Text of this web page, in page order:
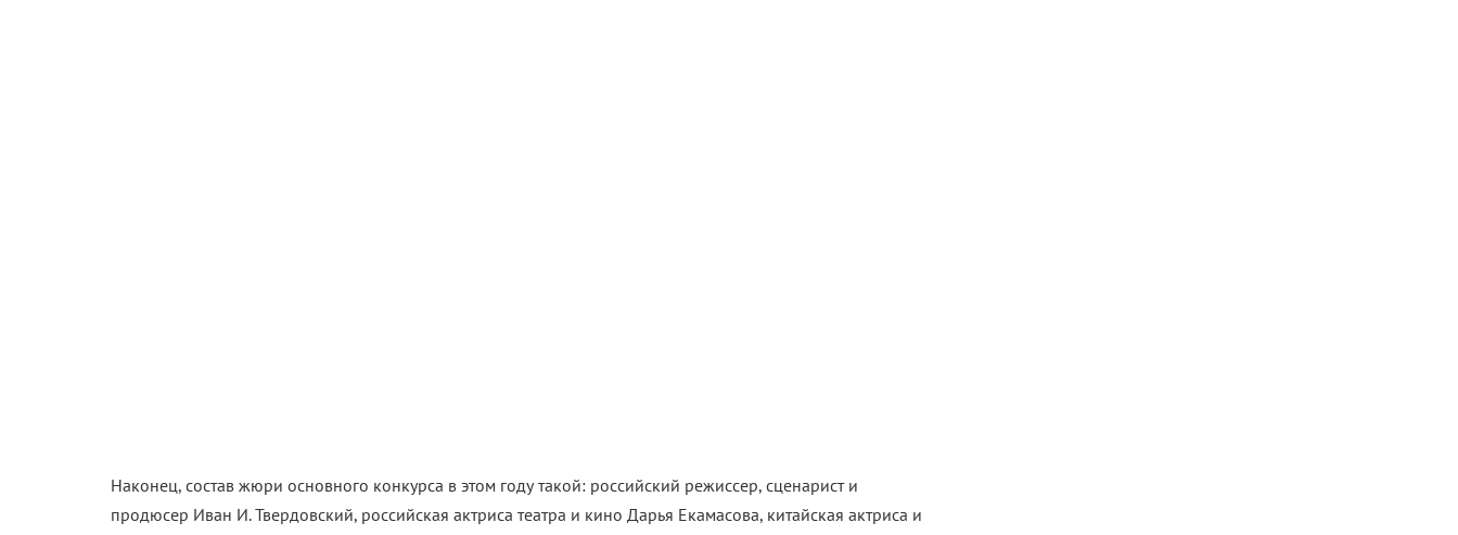
Наконец, состав жюри основного конкурса в этом году такой: российский режиссер, сценарист и
продюсер Иван И. Твердовский, российская актриса театра и кино Дарья Екамасова, китайская актриса и